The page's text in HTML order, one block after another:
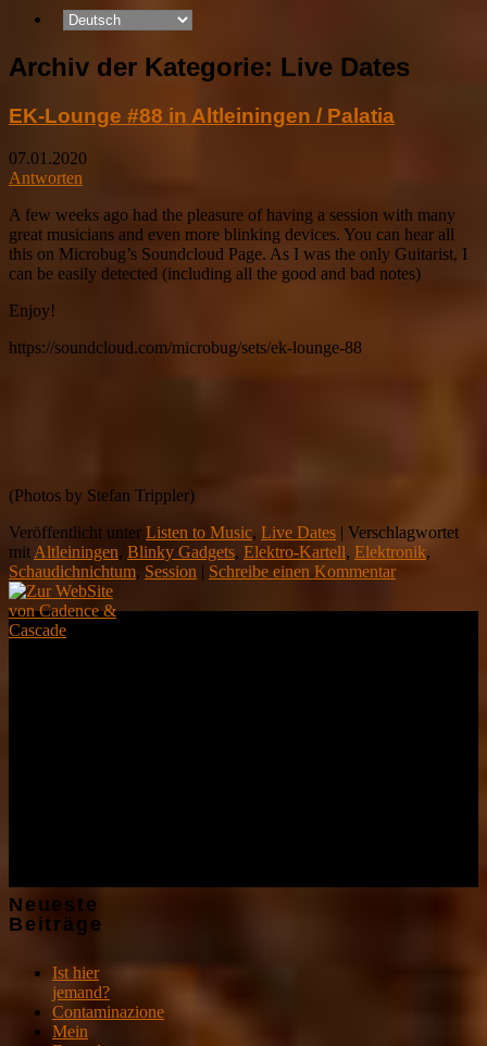
Archiv der Kategorie: Live Dates
EK-Lounge #88 in Altleiningen / Palatia
07.01.2020
Antworten
A few weeks ago had the pleasure of having a session with many
great musicians and even more blinking devices. You can hear all
this on Microbug’s Soundcloud Page. As I was the only Guitarist, I
can be easily detected (including all the good and bad notes)
Enjoy!
https://soundcloud.com/microbug/sets/ek-lounge-88
(Photos by Stefan Trippler)
Veröffentlicht unter Listen to Music, Live Dates | Verschlagwortet
mit Altleiningen, Blinky Gadgets, Elektro-Kartell, Elektronik,
Schaudichnichtum, Session | Schreibe einen Kommentar
Neueste
Beiträge
Ist hier
jemand?
Contaminazione
Mein